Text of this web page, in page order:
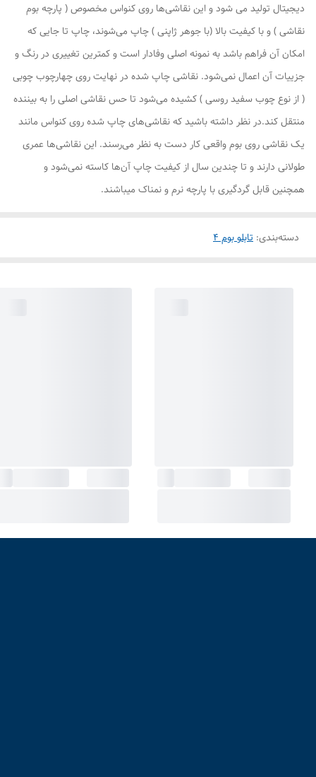
دیجیتال تولید می شود و این نقاشی‌ها روی کنواس مخصوص ( پارچه بوم
نقاشی ) و با کیفیت بالا (با جوهر ژاپنی ) چاپ می‌شوند، چاپ تا جایی که
امکان آن فراهم باشد به نمونه اصلی وفادار است و کمترین تغییری در رنگ و
جزییات آن اعمال نمی‌شود. نقاشی چاپ شده در نهایت روی چهارچوب چوبی
( از نوع چوب سفید روسی ) کشیده می‌شود تا حس نقاشی اصلی را به بیننده
منتقل کند.در نظر داشته باشید که نقاشی‌های چاپ شده روی کنواس مانند
یک نقاشی روی بوم واقعی کار دست به نظر می‌رسند. این نقاشی‌ها عمری
طولانی دارند و تا چندین سال از کیفیت چاپ آن‌ها کاسته نمی‌شود و
همچنین قابل گردگیری با پارچه نرم و نمناک میباشند.
دسته‌بندی: تابلو بوم 4